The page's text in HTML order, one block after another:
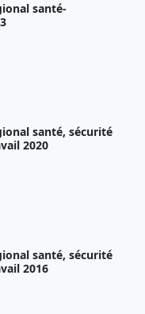
santé-
santé, sécurité
2020
santé, sécurité
2016